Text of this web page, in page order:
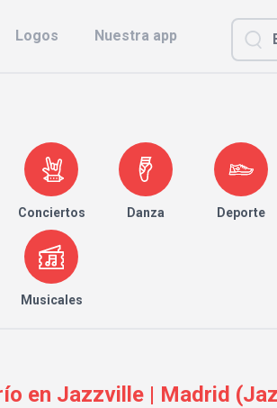
Logos Nuestra app
Conciertos Danza Deporte
Musicales
en Jazzville | Madrid